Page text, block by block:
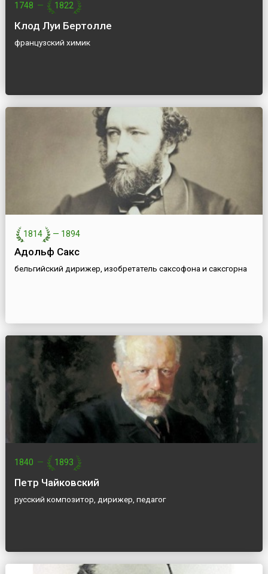
1748 — 1822
Клод Луи Бертолле
французский химик
1814 — 1894
Адольф Сакс
бельгийский дирижер, изобретатель саксофона и саксгорна
1840 — 1893
Петр Чайковский
русский композитор, дирижер, педагог